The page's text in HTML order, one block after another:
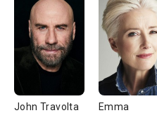
John Travolta
Emma